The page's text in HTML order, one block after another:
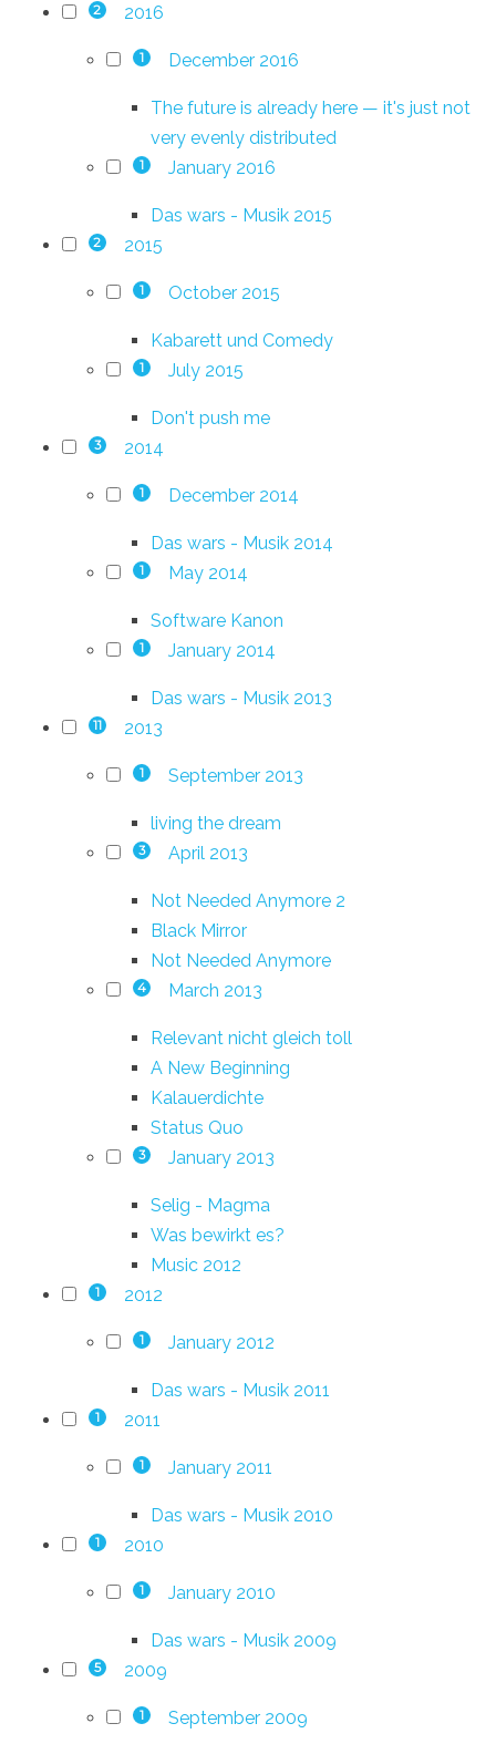
2 2016
1 December 2016
The future is already here — it's just not
very evenly distributed
1 January 2016
Das wars - Musik 2015
2 2015
1 October 2015
Kabarett und Comedy
1 July 2015
Don't push me
3 2014
1 December 2014
Das wars - Musik 2014
1 May 2014
Software Kanon
1 January 2014
Das wars - Musik 2013
11 2013
1 September 2013
living the dream
3 April 2013
Not Needed Anymore 2
Black Mirror
Not Needed Anymore
4 March 2013
Relevant nicht gleich toll
A New Beginning
Kalauerdichte
Status Quo
3 January 2013
Selig - Magma
Was bewirkt es?
Music 2012
1 2012
1 January 2012
Das wars - Musik 2011
1 2011
1 January 2011
Das wars - Musik 2010
1 2010
1 January 2010
Das wars - Musik 2009
5 2009
1 September 2009